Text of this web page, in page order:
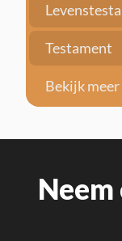
Testament
Bekijk meer